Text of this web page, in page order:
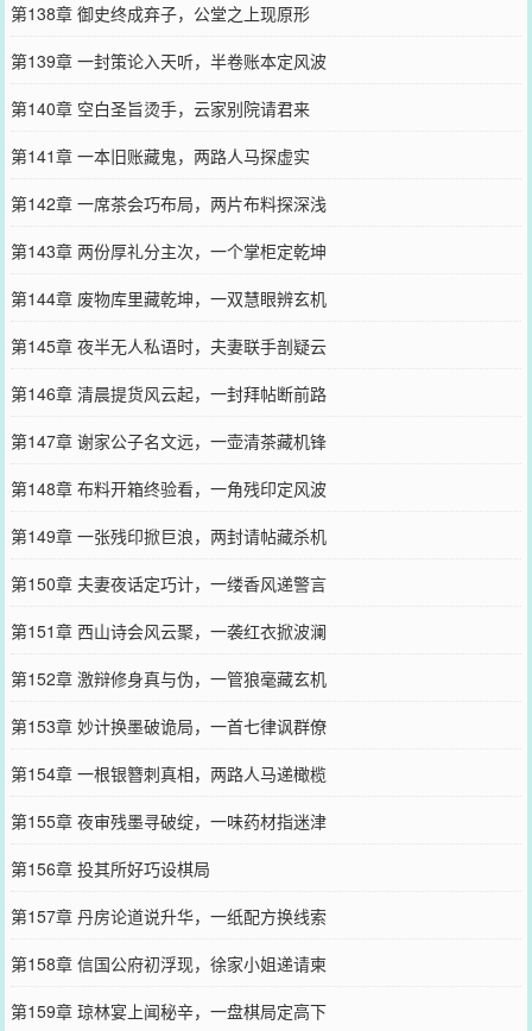
第138章 御史终成弃子，公堂之上现原形
第139章 一封策论入天听，半卷账本定风波
第140章 空白圣旨烫手，云家别院请君来
第141章 一本旧账藏鬼，两路人马探虚实
第142章 一席茶会巧布局，两片布料探深浅
第143章 两份厚礼分主次，一个掌柜定乾坤
第144章 废物库里藏乾坤，一双慧眼辨玄机
第145章 夜半无人私语时，夫妻联手剖疑云
第146章 清晨提货风云起，一封拜帖断前路
第147章 谢家公子名文远，一壶清茶藏机锋
第148章 布料开箱终验看，一角残印定风波
第149章 一张残印掀巨浪，两封请帖藏杀机
第150章 夫妻夜话定巧计，一缕香风递警言
第151章 西山诗会风云聚，一袭红衣掀波澜
第152章 激辩修身真与伪，一管狼毫藏玄机
第153章 妙计换墨破诡局，一首七律讽群僚
第154章 一根银簪刺真相，两路人马递橄榄
第155章 夜审残墨寻破绽，一味药材指迷津
第156章 投其所好巧设棋局
第157章 丹房论道说升华，一纸配方换线索
第158章 信国公府初浮现，徐家小姐递请柬
第159章 琼林宴上闻秘辛，一盘棋局定高下